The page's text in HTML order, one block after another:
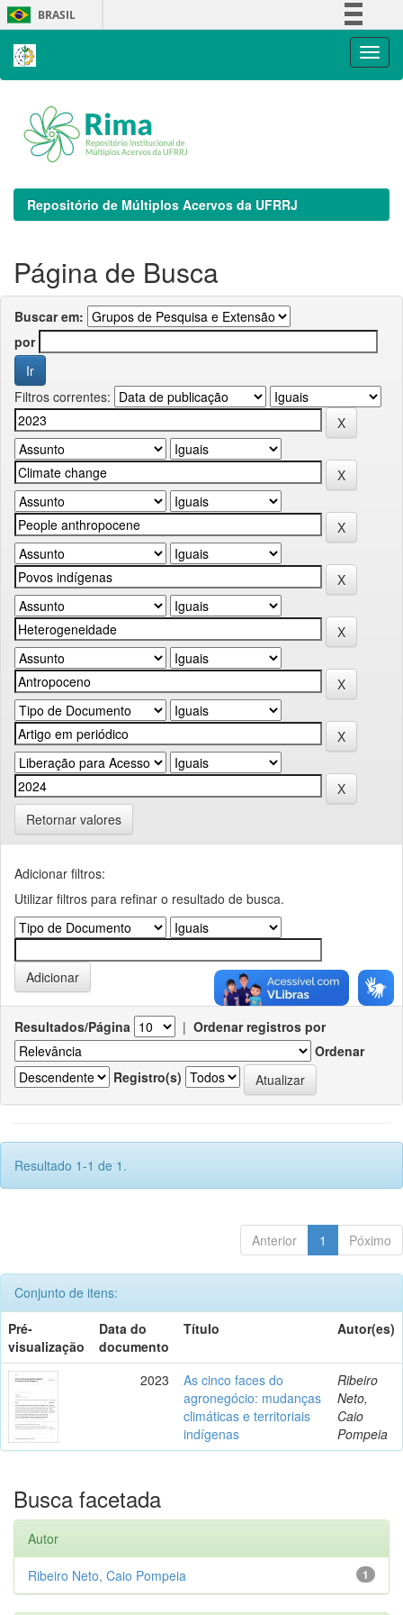
Skip
navigation
BRASIL
Repositório de Múltiplos Acervos da UFRRJ
Página de Busca
Buscar em:
por
Filtros correntes:
Retornar valores
Adicionar filtros:
Utilizar filtros para refinar o resultado de busca.
Resultados/Página | Ordenar registros por
Ordenar
Registro(s)
Resultado 1-1 de 1.
Anterior 1 Póximo
Conjunto de itens:
Pré-
visualização
Data do
documento
Título Autor(es)
2023
As cinco faces do
agronegócio: mudanças
climáticas e territoriais
indígenas
Ribeiro
Neto,
Caio
Pompeia
Busca facetada
Autor
1
Ribeiro Neto, Caio Pompeia